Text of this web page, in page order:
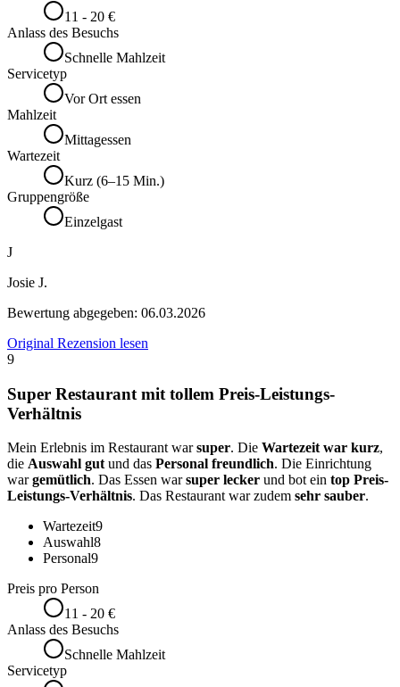
11 - 20 €
Anlass des Besuchs
Schnelle Mahlzeit
Servicetyp
Vor Ort essen
Mahlzeit
Mittagessen
Wartezeit
Kurz (6–15 Min.)
Gruppengröße
Einzelgast
J
Josie J.
Bewertung abgegeben: 06.03.2026
Original Rezension lesen
9
Super Restaurant mit tollem Preis-Leistungs-
Verhältnis
Mein Erlebnis im Restaurant warsuper. Die Wartezeit war kurz,
die Auswahl gut und das Personal freundlich. Die Einrichtung
wargemütlich. Das Essen warsuper lecker und bot ein top Preis-
Leistungs-Verhältnis. Das Restaurant war zudem sehr sauber.
Wartezeit9
Auswahl8
Personal9
Preis pro Person
11 - 20 €
Anlass des Besuchs
Schnelle Mahlzeit
Servicetyp